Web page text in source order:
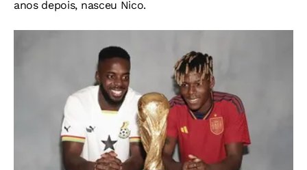
anos depois, nasceu Nico.